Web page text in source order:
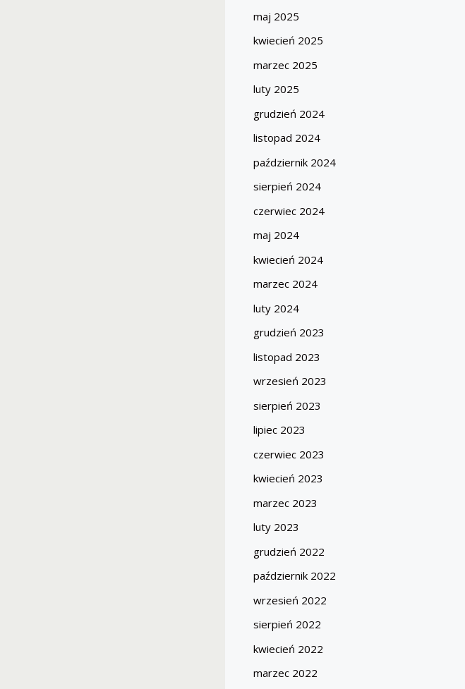
maj 2025
kwiecień 2025
marzec 2025
luty 2025
grudzień 2024
listopad 2024
październik 2024
sierpień 2024
czerwiec 2024
maj 2024
kwiecień 2024
marzec 2024
luty 2024
grudzień 2023
listopad 2023
wrzesień 2023
sierpień 2023
lipiec 2023
czerwiec 2023
kwiecień 2023
marzec 2023
luty 2023
grudzień 2022
październik 2022
wrzesień 2022
sierpień 2022
kwiecień 2022
marzec 2022